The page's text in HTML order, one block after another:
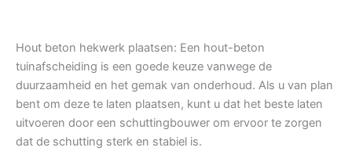
Hout beton hekwerk plaatsen: Een hout-beton
tuinafscheiding is een goede keuze vanwege de
duurzaamheid en het gemak van onderhoud. Als u van plan
bent om deze te laten plaatsen, kunt u dat het beste laten
uitvoeren door een schuttingbouwer om ervoor te zorgen
dat de schutting sterk en stabiel is.